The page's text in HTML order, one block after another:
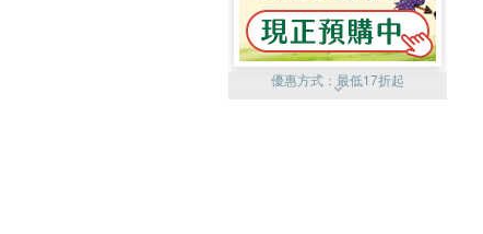
優惠方式： 最低17折起